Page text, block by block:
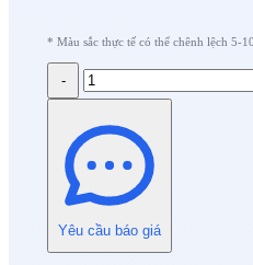
* Màu sắc thực tế có thể chênh lệch 5-
-
Yêu cầu báo giá